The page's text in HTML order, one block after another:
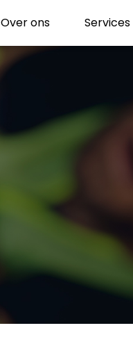
Over ons Services